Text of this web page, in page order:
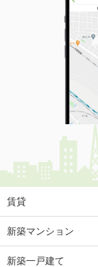
賃貸
新築マンション
新築一戸建て